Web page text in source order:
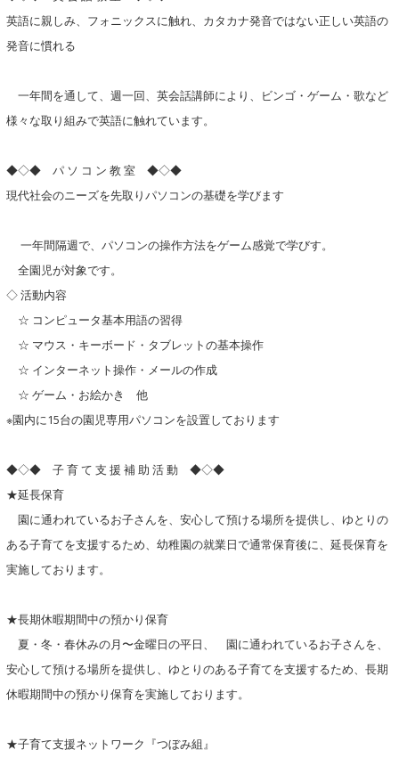
英語に親しみ、フォニックスに触れ、カタカナ発音ではない正しい英語の
発音に慣れる
一年間を通して、週一回、英会話講師により、ビンゴ・ゲーム・歌など
様々な取り組みで英語に触れています。
◆◇◆ パ ソ コ ン 教 室 ◆◇◆
現代社会のニーズを先取りパソコンの基礎を学びます
一年間隔週で、パソコンの操作方法をゲーム感覚で学びす。
全園児が対象です。
◇ 活動内容
☆ コンピュータ基本用語の習得
☆ マウス・キーボード・タブレットの基本操作
☆ インターネット操作・メールの作成
☆ ゲーム・お絵かき 他
※園内に15台の園児専用パソコンを設置しております
◆◇◆ 子 育 て 支 援 補 助 活 動 ◆◇◆
★延長保育
園に通われているお子さんを、安心して預ける場所を提供し、ゆとりの
ある子育てを支援するため、幼稚園の就業日で通常保育後に、延長保育を
実施しております。
★長期休暇期間中の預かり保育
夏・冬・春休みの月〜金曜日の平日、 園に通われているお子さんを、
安心して預ける場所を提供し、ゆとりのある子育てを支援するため、長期
休暇期間中の預かり保育を実施しております。
★子育て支援ネットワーク『つぼみ組』